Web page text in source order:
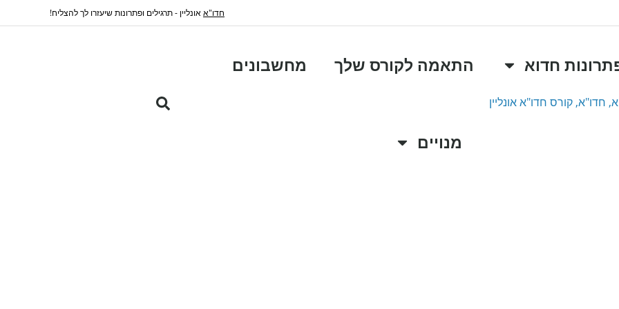
חדו"אאונליין - תרגילים ופתרונות שיעזרו לך להצליח!
חדוא התאמה לקורס שלך מחשבונים
מנויים